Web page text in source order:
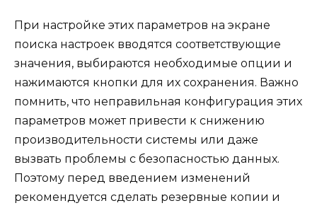
При настройке этих параметров на экране
поиска настроек вводятся соответствующие
значения, выбираются необходимые опции и
нажимаются кнопки для их сохранения. Важно
помнить, что неправильная конфигурация этих
параметров может привести к снижению
производительности системы или даже
вызвать проблемы с безопасностью данных.
Поэтому перед введением изменений
рекомендуется сделать резервные копии и